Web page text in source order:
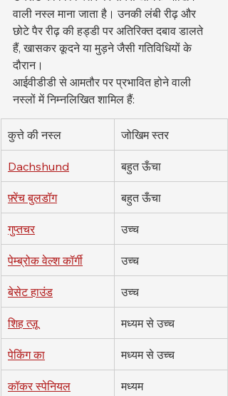
वाली नस्ल माना जाता है। उनकी लंबी रीढ़ और
छोटे पैर रीढ़ की हड्डी पर अतिरिक्त दबाव डालते
हैं, खासकर कूदने या मुड़ने जैसी गतिविधियों के
दौरान।
आईवीडीडी से आमतौर पर प्रभावित होने वाली
नस्लों में निम्नलिखित शामिल हैं:
कुत्ते की नस्ल जोखिम स्तर
Dachshund बहुत ऊँचा
फ़्रेंच बुलडॉग बहुत ऊँचा
गुप्तचर उच्च
पेम्ब्रोक वेल्श कॉर्गी उच्च
बेसेट हाउंड उच्च
शिह त्ज़ू मध्यम से उच्च
पेकिंग का मध्यम से उच्च
कॉकर स्पेनियल मध्यम